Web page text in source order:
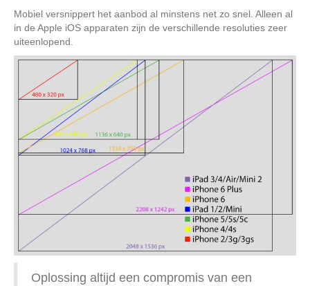
Mobiel versnippert het aanbod al minstens net zo snel. Alleen al
in de Apple iOS apparaten zijn de verschillende resoluties zeer
uiteenlopend.
Oplossing altijd een compromis van een